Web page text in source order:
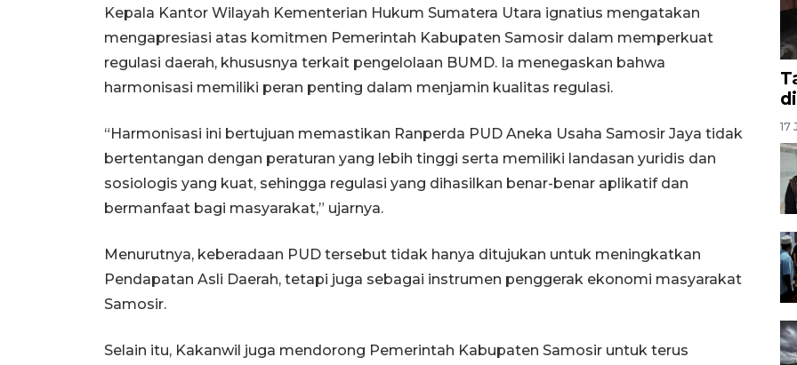
Kepala Kantor Wilayah Kementerian Hukum Sumatera Utara ignatius mengatakan
mengapresiasi atas komitmen Pemerintah Kabupaten Samosir dalam memperkuat
regulasi daerah, khususnya terkait pengelolaan BUMD. Ia menegaskan bahwa
harmonisasi memiliki peran penting dalam menjamin kualitas regulasi.
“Harmonisasi ini bertujuan memastikan Ranperda PUD Aneka Usaha Samosir Jaya tidak
bertentangan dengan peraturan yang lebih tinggi serta memiliki landasan yuridis dan
sosiologis yang kuat, sehingga regulasi yang dihasilkan benar-benar aplikatif dan
bermanfaat bagi masyarakat,” ujarnya.
Menurutnya, keberadaan PUD tersebut tidak hanya ditujukan untuk meningkatkan
Pendapatan Asli Daerah, tetapi juga sebagai instrumen penggerak ekonomi masyarakat
Samosir.
Selain itu, Kakanwil juga mendorong Pemerintah Kabupaten Samosir untuk terus
17